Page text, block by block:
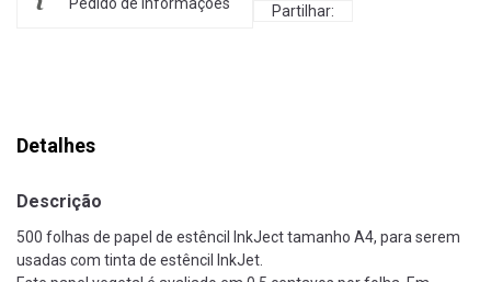
Pedido de informações Partilhar:
Detalhes
Descrição
500 folhas de papel de estêncil InkJect tamanho A4, para serem
usadas com tinta de estêncil InkJet.